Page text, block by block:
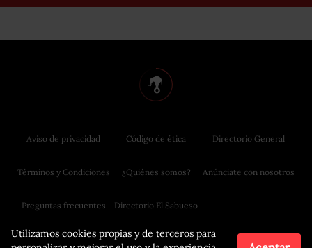
Utilizamos cookies propias y de terceros para
Aviso de privacidad
Términos y Condiciones
Preguntas frecuentes
Código de ética
¿Quiénes somos?
Directorio El Sabueso
Directorio General
Anúnciate con nosotros